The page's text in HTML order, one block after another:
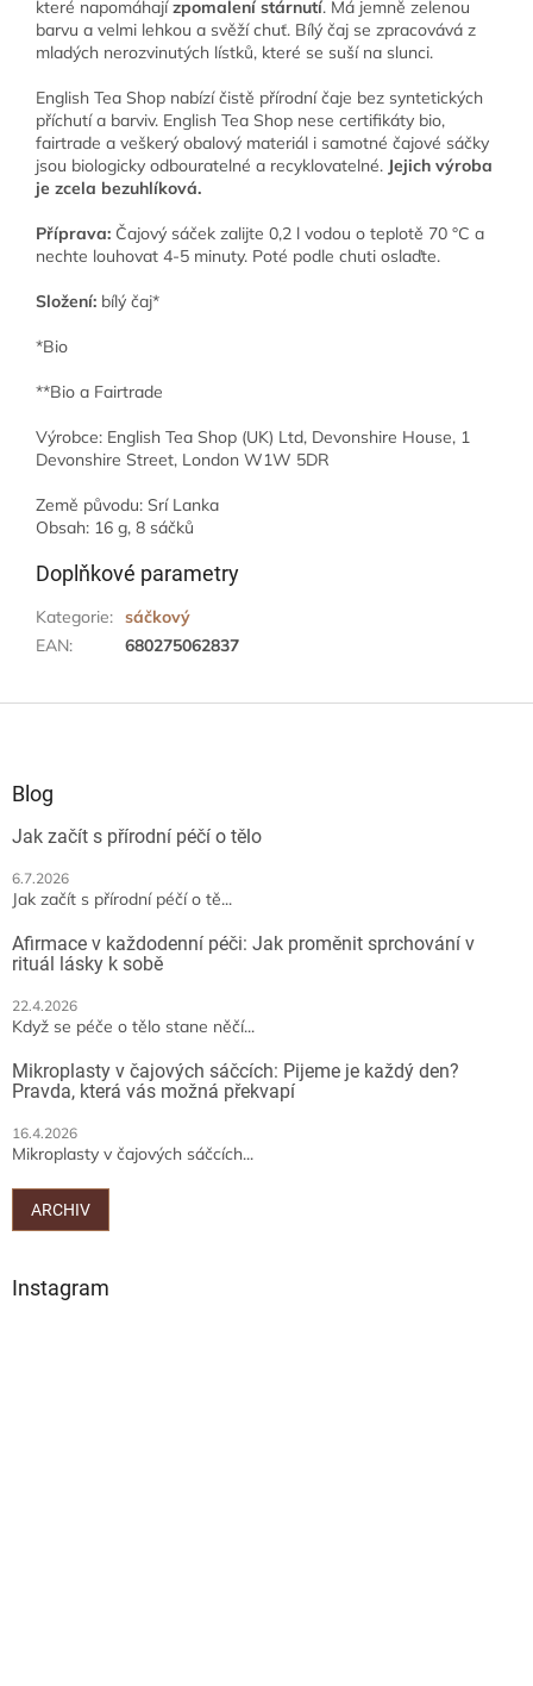
které napomáhajízpomalení stárnutí. Má jemně zelenou
barvu a velmi lehkou a svěží chuť. Bílý čaj se zpracovává z
mladých nerozvinutých lístků, které se suší na slunci.
English Tea Shop nabízí čistě přírodní čaje bez syntetických
příchutí a barviv. English Tea Shop nese certifikáty bio,
fairtrade a veškerý obalový materiál i samotné čajové sáčky
jsou biologicky odbouratelné a recyklovatelné. Jejich výroba
je zcela bezuhlíková.
Příprava: Čajový sáček zalijte 0,2 l vodou o teplotě 70 °C a
nechte louhovat 4-5 minuty. Poté podle chuti oslaďte.
Složení: bílý čaj*
*Bio
**Bio a Fairtrade
Výrobce: English Tea Shop (UK) Ltd, Devonshire House, 1
Devonshire Street, London W1W 5DR
Země původu: Srí Lanka
Obsah: 16 g, 8 sáčků
Doplňkové parametry
Kategorie: sáčkový
EAN: 680275062837
Blog
Jak začít s přírodní péčí o tělo
6.7.2026
Jak začít s přírodní péčí o tě...
Afirmace v každodenní péči: Jak proměnit sprchování v
rituál lásky k sobě
22.4.2026
Když se péče o tělo stane něčí...
Mikroplasty v čajových sáčcích: Pijeme je každý den?
Pravda, která vás možná překvapí
16.4.2026
Mikroplasty v čajových sáčcích...
ARCHIV
Instagram